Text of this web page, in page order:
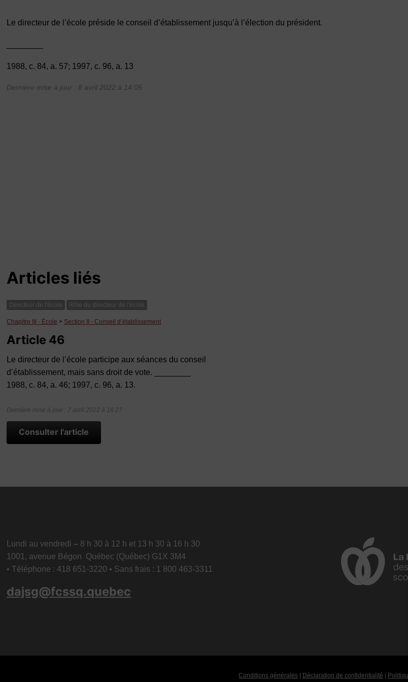
Le directeur de l’école préside le conseil d’établissement jusqu’à l’élection du président.
1988, c. 84, a. 57; 1997, c. 96, a. 13
Dernière mise à jour : 8 avril 2022 à 14:05
Articles liés
Directeur de l'école Rôle du directeur de l'école
Chapitre III - École > Section II - Conseil d’établissement
Article 46
Le directeur de l’école participe aux séances du conseil
d’établissement, mais sans droit de vote. ________
1988, c. 84, a. 46; 1997, c. 96, a. 13.
Dernière mise à jour : 7 avril 2022 à 16:27
Consulter l'article
Lundi au vendredi– 8 h 30 à 12 h et 13 h 30 à 16 h 30
1001, avenue Bégon Québec (Québec) G1X 3M4
• Téléphone : 418 651-3220 • Sans frais : 1 800 463-3311
dajsg@fcssq.quebec
Conditions générales| Déclaration de confidentialité